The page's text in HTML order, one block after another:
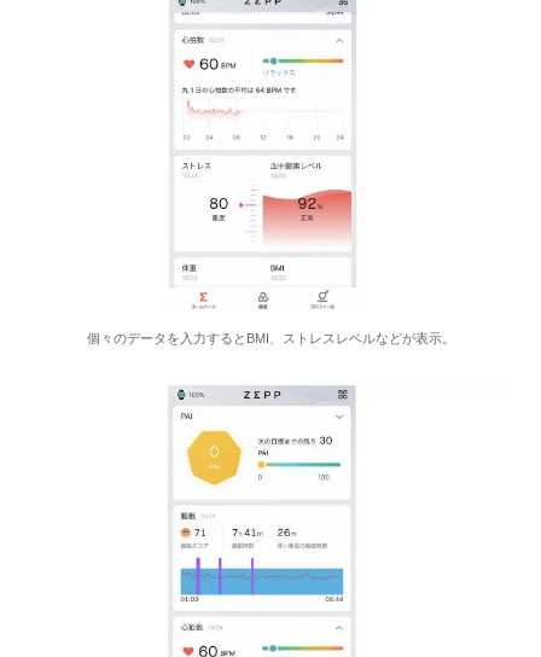
個々のデータを入力するとBMI、ストレスレベルなどが表示。